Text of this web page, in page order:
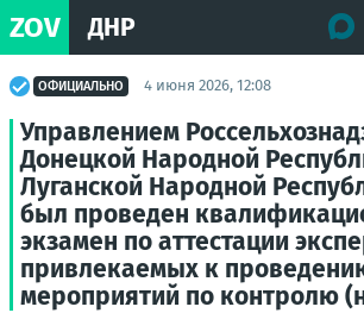
ZOV ДНР
ОФИЦИАЛЬНО 4 июня 2026, 12:08
Управлением
Донецкой Народной
Луганской Народной
был проведен
экзамен по аттестации
привлекаемых к
мероприятий по контролю